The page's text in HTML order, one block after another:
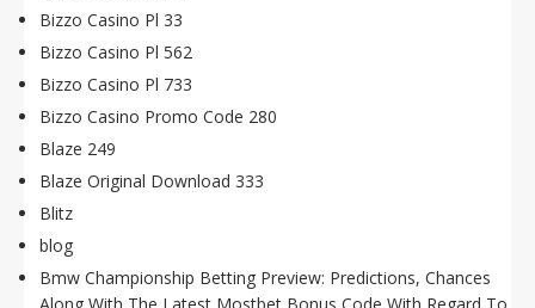
Bizzo Casino Pl 33
Bizzo Casino Pl 562
Bizzo Casino Pl 733
Bizzo Casino Promo Code 280
Blaze 249
Blaze Original Download 333
Blitz
blog
Bmw Championship Betting Preview: Predictions, Chances